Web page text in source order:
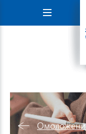
Навигация